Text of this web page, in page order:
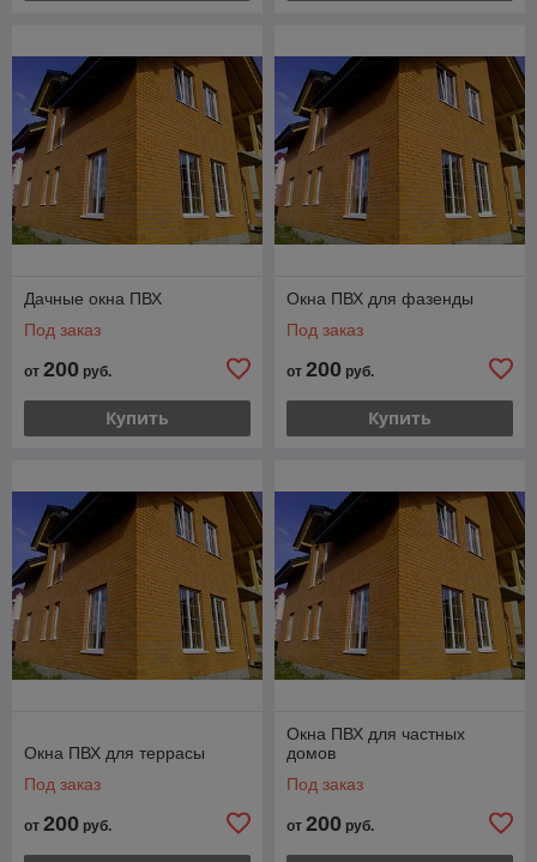
Дачные окна ПВХ
Под заказ
от 200 руб.
Купить
Окна ПВХ для фазенды
Под заказ
от 200 руб.
Купить
Окна ПВХ для террасы
Под заказ
от 200 руб.
Окна ПВХ для частных
домов
Под заказ
от 200 руб.